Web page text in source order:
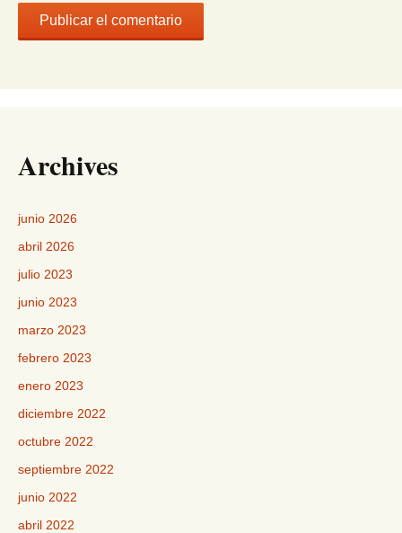
Archives
junio 2026
abril 2026
julio 2023
junio 2023
marzo 2023
febrero 2023
enero 2023
diciembre 2022
octubre 2022
septiembre 2022
junio 2022
abril 2022